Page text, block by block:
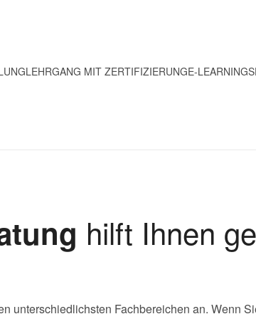
LEHRGANG MIT ZERTIFIZIERUNGE-LEARNING
hilft Ihnen
unterschiedlichsten Fachbereichen an. Wenn